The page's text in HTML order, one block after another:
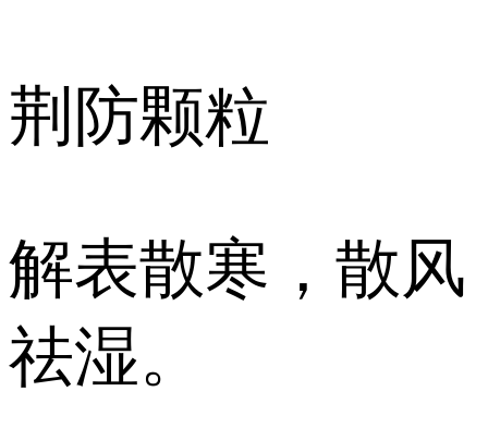
荆防颗粒
解表散寒，散风
祛湿。